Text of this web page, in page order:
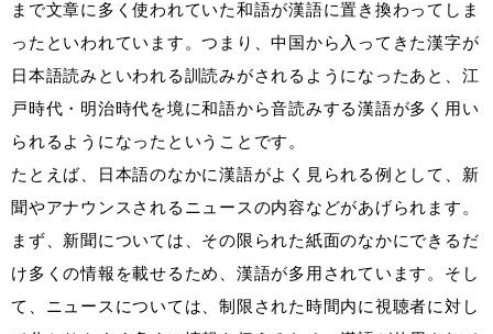
まで文章に多く使われていた和語が漢語に置き換わってしま
ったといわれています。つまり、中国から入ってきた漢字が
日本語読みといわれる訓読みがされるようになったあと、江
戸時代・明治時代を境に和語から音読みする漢語が多く用い
られるようになったということです。
たとえば、日本語のなかに漢語がよく見られる例として、新
聞やアナウンスされるニュースの内容などがあげられます。
まず、新聞については、その限られた紙面のなかにできるだ
け多くの情報を載せるため、漢語が多用されています。そし
て、ニュースについては、制限された時間内に視聴者に対し